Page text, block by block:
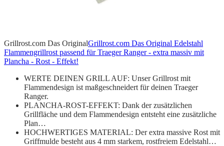
Grillrost.com Das OriginalGrillrost.com Das Original Edelstahl
Flammengrillrost passend für Traeger Ranger - extra massiv mit
Plancha - Rost - Effekt!
WERTE DEINEN GRILL AUF: Unser Grillrost mit
Flammendesign ist maßgeschneidert für deinen Traeger
Ranger.
PLANCHA-ROST-EFFEKT: Dank der zusätzlichen
Grillfläche und dem Flammendesign entsteht eine zusätzliche
Plan…
HOCHWERTIGES MATERIAL: Der extra massive Rost mit
Griffmulde besteht aus 4 mm starkem, rostfreiem Edelstahl…